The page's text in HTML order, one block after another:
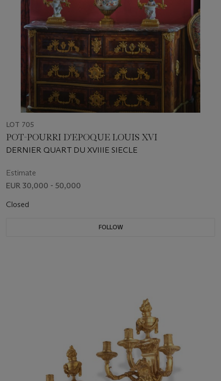
LOT 705
POT-POURRI D'EPOQUE LOUIS XVI
DERNIER QUART DU XVIIIE SIECLE
Estimate
EUR 30,000 - 50,000
Closed
FOLLOW